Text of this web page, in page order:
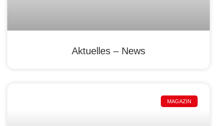
Aktuelles – News
MAGAZIN